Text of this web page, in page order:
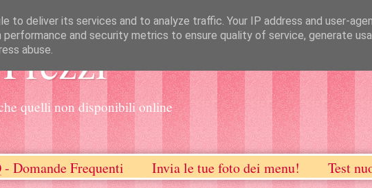
quelli non disponibili online
- Domande Frequenti Invia le tue foto dei menu! Test
to deliver its services and to analyze traffic. Your IP address and user-
performance and security metrics to ensure quality of service, generate
abuse.